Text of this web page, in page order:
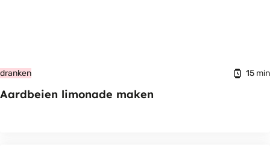
dranken 15 min
Aardbeien limonade maken